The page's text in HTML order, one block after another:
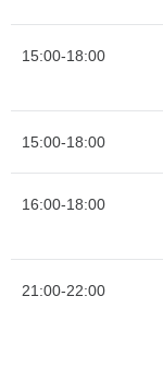
15:00-18:00
15:00-18:00
16:00-18:00
21:00-22:00